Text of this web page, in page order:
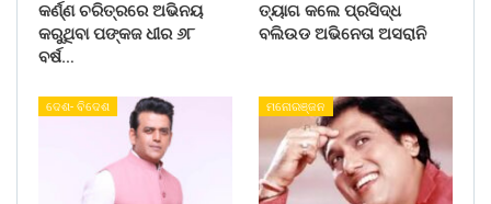
କର୍ଣ୍ଣ ଚରିତ୍ରରେ ଅଭିନୟ
କରୁଥିବା ପଙ୍କଜ ଧୀର ୬୮
ବର୍ଷ…
ତ୍ୟାଗ କଲେ ପ୍ରସିଦ୍ଧ
ବଲିଉଡ ଅଭିନେତା ଅସରାନି
ଦେଶ- ବିଦେଶ ମନୋରଞ୍ଜନ